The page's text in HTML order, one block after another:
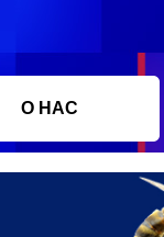
О НАС